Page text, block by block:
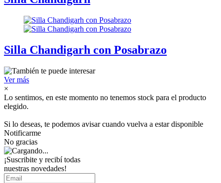
Silla Chandigarh con Posabrazo
Ver más
×
Lo sentimos, en este momento no tenemos stock para el producto
elegido.
Si lo deseas, te podemos avisar cuando vuelva a estar disponible
Notificarme
No gracias
¡Suscribite y recibí todas
nuestras novedades!